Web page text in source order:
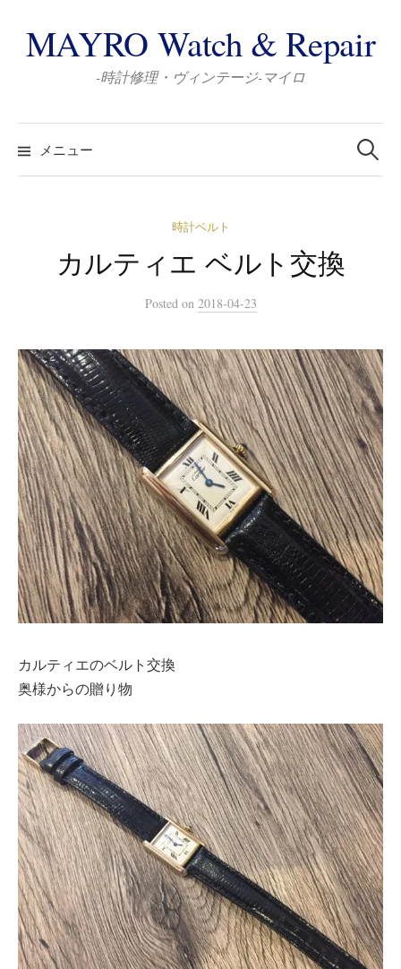
ン
テ
ス
キ
MAYRO Watch & Repair
-時計修理・ヴィンテージ-マイロ
メニュー
検
索:
時計ベルト
カルティエ ベルト交換
Posted on 2018-04-23
カルティエのベルト交換
奥様からの贈り物